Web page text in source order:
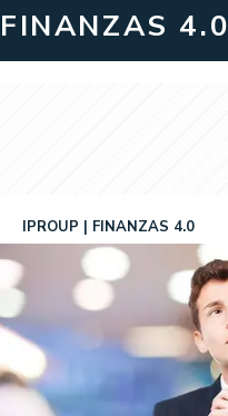
FINANZAS 4.0
IPROUP FINANZAS 4.0